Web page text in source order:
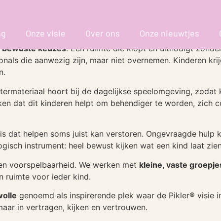
Onze visie Over ons Onze nieuwtjes
bewuste keuzes. Een ruimte die klopt en uitnodigt
die aanwezig zijn, maar niet overnemen. Kinderen
hoort bij de dagelijkse speelomgeving,
dat dit kinderen helpt om behendiger te worden,
dat helpen soms juist kan verstoren. Ongevraagde
instrument: heel bewust kijken wat een kind laat
voorspelbaarheid. We werken met kleine, vaste
ruimte voor ieder kind.
genoemd als inspirerende plek waar de Pikler®
in vertragen, kijken en vertrouwen.